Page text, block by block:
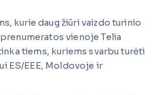
kurie daug žiūri vaizdo turinio
vienoje Telia
tiems, kuriems svarbu turėti
ES/EEE, Moldovoje ir